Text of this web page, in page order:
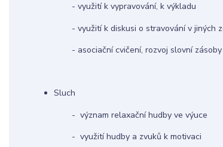
- využití k vypravování, k výkladu
- využití k diskusi o stravování v jiných
- asociační cvičení, rozvoj slovní
Sluch
- význam relaxační hudby ve výuce
- využití hudby a zvuků k motivaci